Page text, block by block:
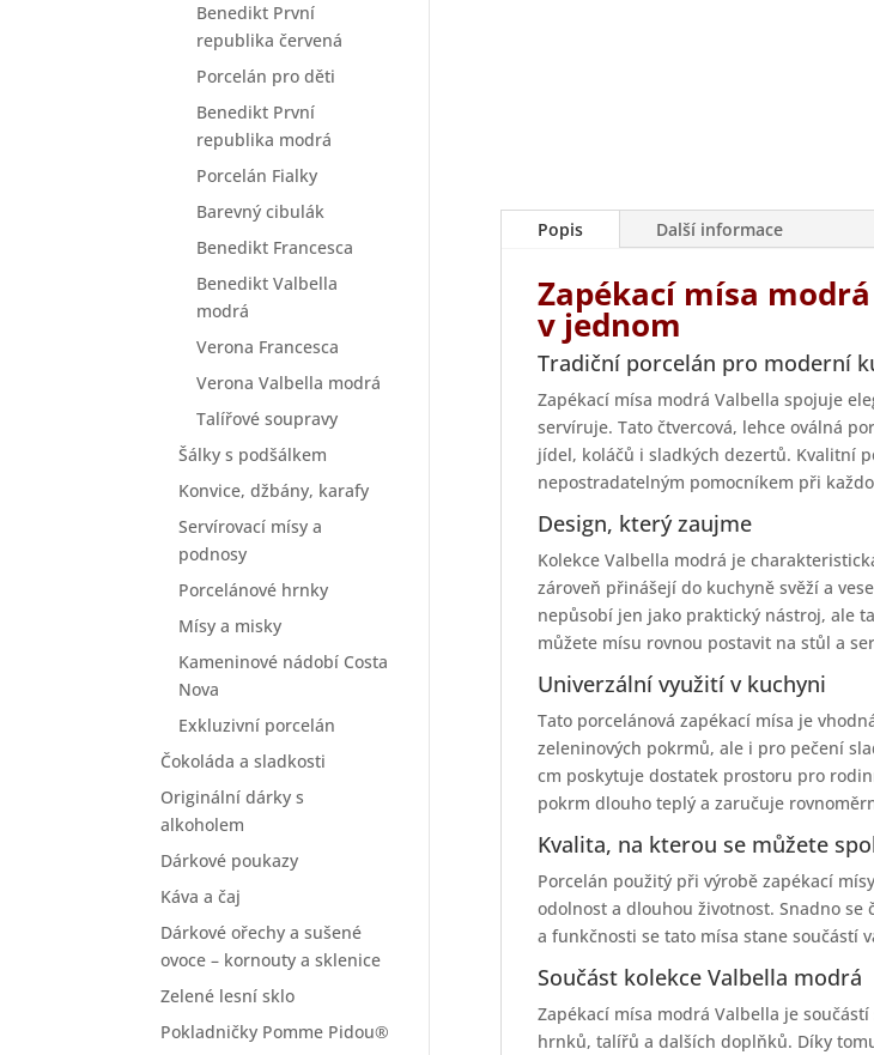
Benedikt První
republika červená
Porcelán pro děti
Benedikt První
republika modrá
Porcelán Fialky
Barevný cibulák
Benedikt Francesca
Benedikt Valbella
modrá
Verona Francesca
Verona Valbella modrá
Talířové soupravy
Šálky s podšálkem
Konvice, džbány, karafy
Servírovací mísy a
podnosy
Porcelánové hrnky
Mísy a misky
Kameninové nádobí Costa
Nova
Exkluzivní porcelán
Čokoláda a sladkosti
Originální dárky s
alkoholem
Dárkové poukazy
Káva a čaj
Dárkové ořechy a sušené
ovoce – kornouty a sklenice
Zelené lesní sklo
Pokladničky Pomme Pidou®
Popis Další informace
Zapékací mísa
v jednom
Tradiční porcelán pro moderní
Zapékací mísa modrá Valbella spojuje
servíruje. Tato čtvercová, lehce oválná
jídel, koláčů i sladkých dezertů. Kvalitní
nepostradatelným pomocníkem při
Design, který zaujme
Kolekce Valbella modrá je
zároveň přinášejí do kuchyně svěží a
nepůsobí jen jako praktický nástroj, ale
můžete mísu rovnou postavit na stůl a
Univerzální využití v kuchyni
Tato porcelánová zapékací mísa je
zeleninových pokrmů, ale i pro pečení
cm poskytuje dostatek prostoru pro
pokrm dlouho teplý a zaručuje
Kvalita, na kterou se můžete
Porcelán použitý při výrobě zapékací
odolnost a dlouhou životnost. Snadno
a funkčnosti se tato mísa stane součástí
Součást kolekce Valbella modrá
Zapékací mísa modrá Valbella je
hrnků, talířů a dalších doplňků. Díky